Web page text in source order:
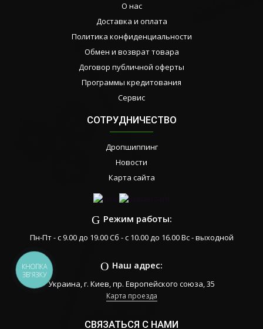
О нас
Доставка и оплата
Политика конфиденциальности
Обмен и возврат товара
Договор публичной оферты
Программы кредитования
Сервис
СОТРУДНИЧЕСТВО
Дропшиппинг
Новости
Карта сайта
Режим работы:
Пн-Пт - с 9.00 до 19.00 Сб - с 10.00 до 16.00 Вс - выходной
Наш адрес:
Украина, г. Киев, пр. Европейского союза, 35
Карта проезда
СВЯЗАТЬСЯ С НАМИ
КНОПКА
ЗВ'ЯЗКУ